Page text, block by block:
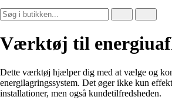
Værktøj til
Dette værktøj hjælper dig med at vælge og
energilagringssystem. Det øger ikke kun
installationer, men også kundetilfredsheden.